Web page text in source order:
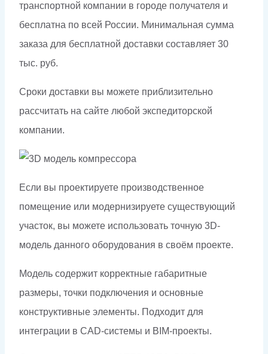
транспортной компании в городе получателя и
бесплатна по всей России. Минимальная сумма
заказа для бесплатной доставки составляет 30
тыс. руб.
Сроки доставки вы можете приблизительно
рассчитать на сайте любой экспедиторской
компании.
Если вы проектируете производственное
помещение или модернизируете существующий
участок, вы можете использовать точную 3D-
модель данного оборудования в своём проекте.
Модель содержит корректные габаритные
размеры, точки подключения и основные
конструктивные элементы. Подходит для
интеграции в CAD-системы и BIM-проекты.